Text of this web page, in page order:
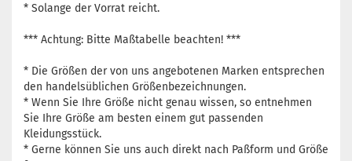
* Solange der Vorrat reicht.
*** Achtung: Bitte Maßtabelle beachten! ***
* Die Größen der von uns angebotenen Marken entsprechen
den handelsüblichen Größenbezeichnungen.
* Wenn Sie Ihre Größe nicht genau wissen, so entnehmen
Sie Ihre Größe am besten einem gut passenden
Kleidungsstück.
* Gerne können Sie uns auch direkt nach Paßform und Größe